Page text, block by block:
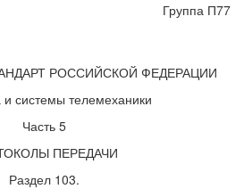
Группа П77
РОССИЙСКОЙ ФЕДЕРАЦИИ
и системы телемеханики
Часть 5
ПЕРЕДАЧИ
Раздел 103.